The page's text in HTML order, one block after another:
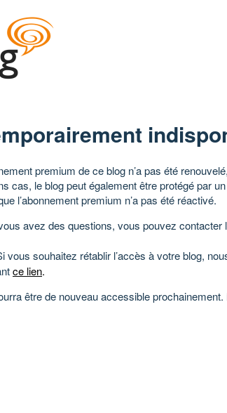
premium de ce blog n’a pas été
cas, le blog peut également être protégé par
l’abonnement premium n’a pas été réactivé.
avez des questions, vous pouvez contacter
vous souhaitez rétablir l’accès à votre blog,
ce lien.
être de nouveau accessible